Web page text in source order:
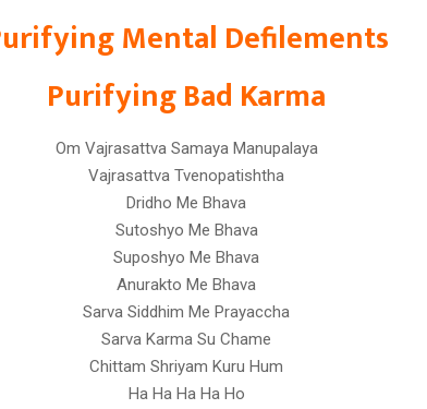
Mental Defilements
Purifying Bad Karma
Om Vajrasattva Samaya Manupalaya
Vajrasattva Tvenopatishtha
Dridho Me Bhava
Sutoshyo Me Bhava
Suposhyo Me Bhava
Anurakto Me Bhava
Sarva Siddhim Me Prayaccha
Sarva Karma Su Chame
Chittam Shriyam Kuru Hum
Ha Ha Ha Ha Ho